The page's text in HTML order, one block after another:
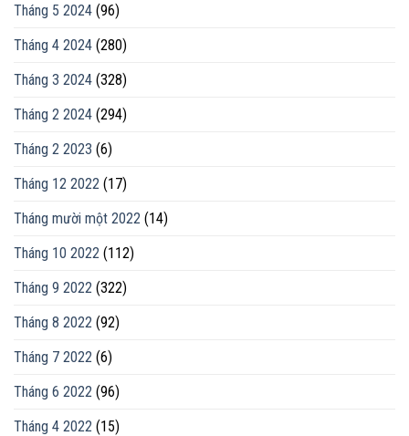
Tháng 5 2024 (96)
Tháng 4 2024 (280)
Tháng 3 2024 (328)
Tháng 2 2024 (294)
Tháng 2 2023 (6)
Tháng 12 2022 (17)
Tháng mười một 2022 (14)
Tháng 10 2022 (112)
Tháng 9 2022 (322)
Tháng 8 2022 (92)
Tháng 7 2022 (6)
Tháng 6 2022 (96)
Tháng 4 2022 (15)